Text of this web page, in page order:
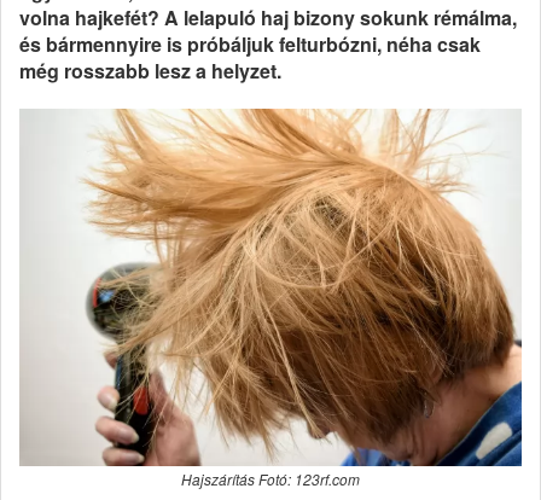
volna hajkefét? A lelapuló haj bizony sokunk rémálma,
és bármennyire is próbáljuk felturbózni, néha csak
még rosszabb lesz a helyzet.
Hajszárítás Fotó: 123rf.com